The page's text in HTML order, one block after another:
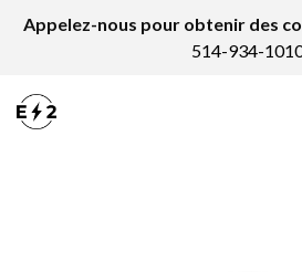
Appelez-nous pour obtenir des
514-934-